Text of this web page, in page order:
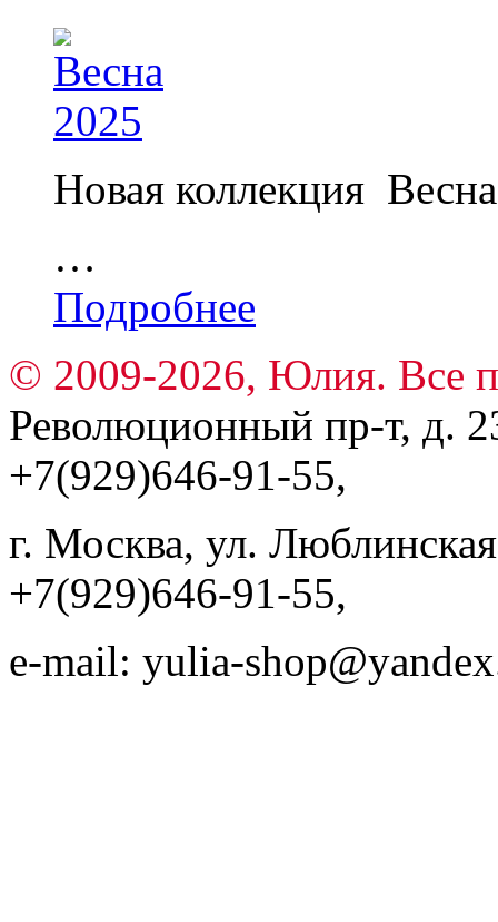
Новая коллекция
…
Подробнее
© 2009-2026, Юлия. Все
Революционный пр-т, д.
+7(929)646-91-55,
г. Москва, ул.
+7(929)646-91-55,
e-mail: yulia-